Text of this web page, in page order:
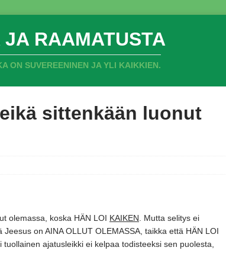
RAAMATUSTA
ON SUVEREENINEN JA YLI KAIKKIEN.
sittenkään luonut
olemassa, koska HÄN LOI KAIKEN . Mutta selitys ei
Jeesus on AINA OLLUT OLEMASSA, taikka että HÄN LOI
tuollainen ajatusleikki ei kelpaa todisteeksi sen puolesta,